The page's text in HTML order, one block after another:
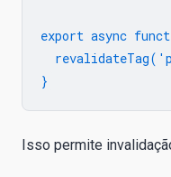
export async
Isso permite